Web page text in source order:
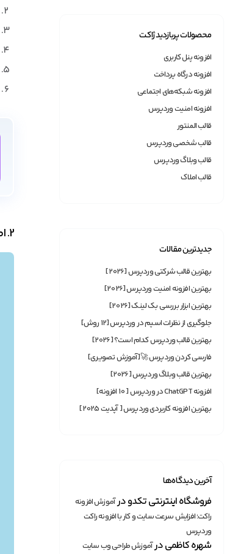
محصولات پربازدید ژاکت
افزونه پنل کاربری
افزونه درگاه پرداخت
افزونه شبکه‌های اجتماعی
افزونه امنیت وردپرس
قالب المنتور
قالب شخصی وردپرس
قالب وبلاگ وردپرس
قالب املاک
جدیدترین مقالات
بهترین قالب شرکتی وردپرس [2026]
بهترین افزونه امنیت وردپرس [2026]
بهترین ابزار بررسی بک لینک [2026]
جلوگیری از نظرات اسپم در وردپرس [12 روش]
بهترین قالب وردپرس کدام است؟ [2026]
فارسی کردن وردپرس 🚀[آموزش تصویری]
بهترین قالب وبلاگ وردپرس [2026]
افزونه ChatGPT در وردپرس [ 10 افزونه]
بهترین افزونه‌ کاربردی وردپرس [ آپدیت 2025]
آخرین دیدگاه‌ها
فروشگاه اینترنتی تکدودرآموزش افزونه
راکت؛ افزایش سرعت سایت و کار با افزونه راکت
وردپرس
شهره کاظمیدرآموزش طراحی وب سایت
2. اطلاع از حجم وای فای باقی مانده مخابرات با سامانه مدیریت اینترنت مشتریان مخابرات